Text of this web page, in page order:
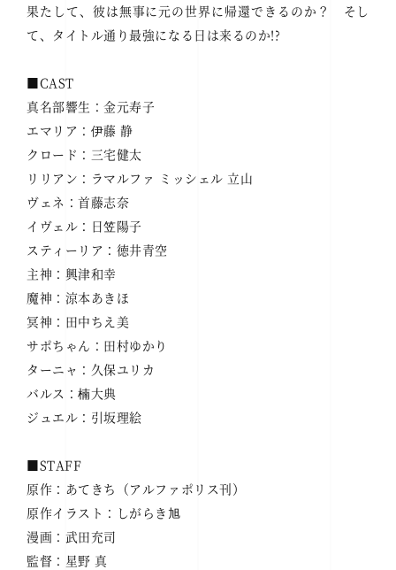
果たして、彼は無事に元の世界に帰還できるのか？ そし
て、タイトル通り最強になる日は来るのか!?
■CAST
真名部響生：金元寿子
エマリア：伊藤 静
クロード：三宅健太
リリアン：ラマルファ ミッシェル 立山
ヴェネ：首藤志奈
イヴェル：日笠陽子
スティーリア：徳井青空
主神：興津和幸
魔神：涼本あきほ
冥神：田中ちえ美
サポちゃん：田村ゆかり
ターニャ：久保ユリカ
バルス：楠大典
ジュエル：引坂理絵
■STAFF
原作：あてきち（アルファポリス刊）
原作イラスト：しがらき旭
漫画：武田充司
監督：星野 真